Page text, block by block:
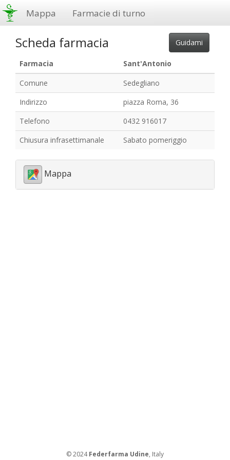
Mappa Farmacie di turno
Scheda farmacia
Farmacia
Sant'Antonio
Comune
Sedegliano
Indirizzo
piazza Roma, 36
Telefono
0432 916017
Chiusura infrasettimanale
Sabato pomeriggio
Mappa
© 2024Federfarma Udine, Italy